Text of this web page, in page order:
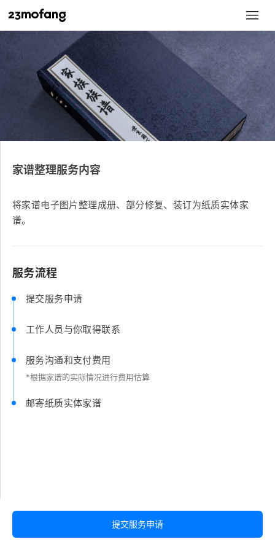
家谱整理服务内容
将家谱电子图片整理成册、部分修复、装订为纸质实体家
谱。
服务流程
提交服务申请
工作人员与你取得联系
服务沟通和支付费用
*根据家谱的实际情况进行费用估算
邮寄纸质实体家谱
提交服务申请